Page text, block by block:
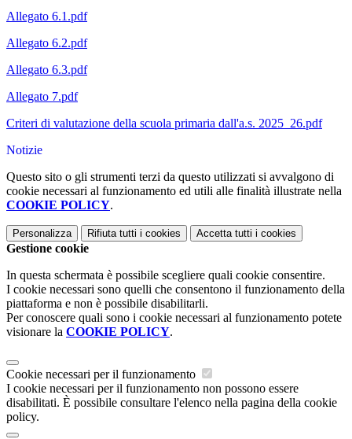
Allegato 6.1.pdf
Allegato 6.2.pdf
Allegato 6.3.pdf
Allegato 7.pdf
Criteri di valutazione della scuola primaria dall'a.s. 2025_26.pdf
Notizie
Questo sito o gli strumenti terzi da questo utilizzati si avvalgono di
cookie necessari al funzionamento ed utili alle finalità illustrate nella
COOKIE POLICY.
Personalizza Rifiuta tutti i cookies Accetta tutti i cookies
Gestione cookie
In questa schermata è possibile scegliere quali cookie consentire.
I cookie necessari sono quelli che consentono il funzionamento della
piattaforma e non è possibile disabilitarli.
Per conoscere quali sono i cookie necessari al funzionamento potete
visionare la COOKIE POLICY.
Cookie necessari per il funzionamento
I cookie necessari per il funzionamento non possono essere
disabilitati. È possibile consultare l'elenco nella pagina della cookie
policy.